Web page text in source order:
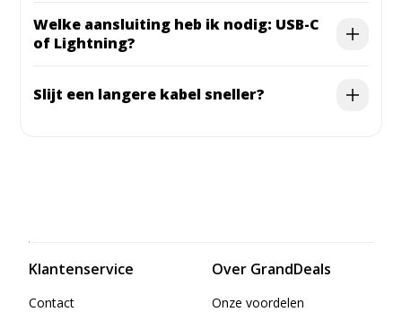
Welke aansluiting heb ik nodig: USB-C
of Lightning?
Slijt een langere kabel sneller?
Klantenservice
Contact
Over GrandDeals
Onze voordelen